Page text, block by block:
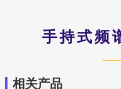
手持式频
相关产品